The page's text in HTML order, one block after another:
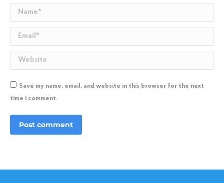
Name *
Email *
Website
Save my name, email, and website in this browser for the next
time I comment.
Post comment